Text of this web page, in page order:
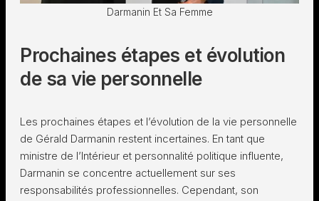
Darmanin Et Sa Femme
Prochaines étapes et évolution
de sa vie personnelle
Les prochaines étapes et l’évolution de la vie personnelle
de Gérald Darmanin restent incertaines. En tant que
ministre de l’Intérieur et personnalité politique influente,
Darmanin se concentre actuellement sur ses
responsabilités professionnelles. Cependant, son